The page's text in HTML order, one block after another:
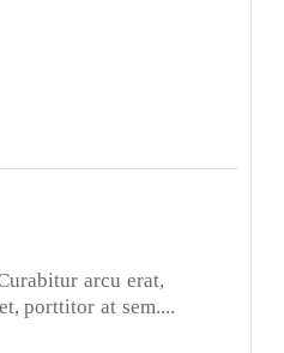
arcu erat,
porttitor at sem....